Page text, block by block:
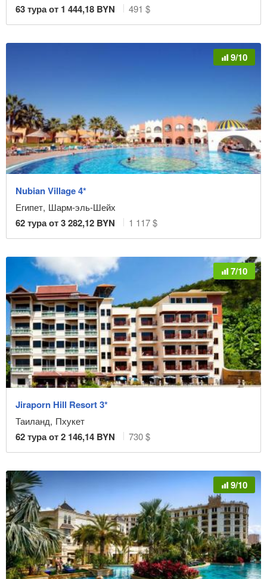
63тура от 1 444,18 BYN 491 $
9/10
Nubian Village 4*
Египет, Шарм-эль-Шейх
62тура от3 282,12 BYN 1 117 $
7/10
Jiraporn Hill Resort 3*
Таиланд, Пхукет
62тура от2 146,14 BYN 730 $
9/10